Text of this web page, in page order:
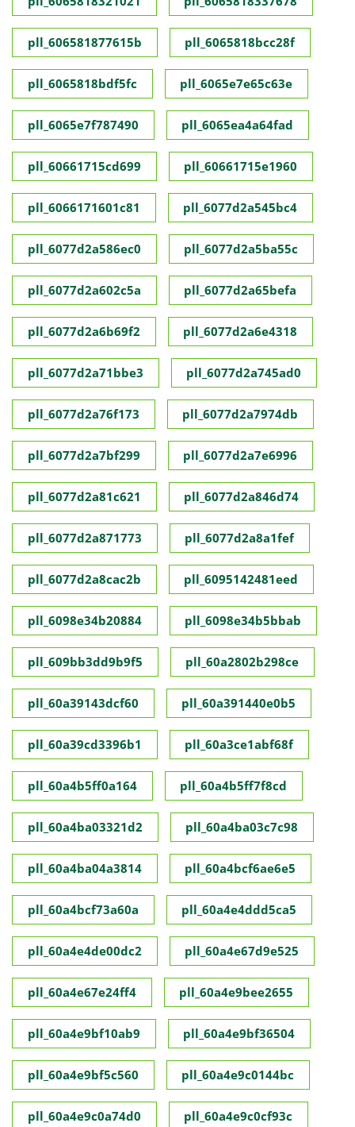
pll_606581877615b pll_6065818bcc28f
pll_6065818bdf5fc pll_6065e7e65c63e
pll_6065e7f787490 pll_6065ea4a64fad
pll_60661715cd699 pll_60661715e1960
pll_6066171601c81 pll_6077d2a545bc4
pll_6077d2a586ec0 pll_6077d2a5ba55c
pll_6077d2a602c5a pll_6077d2a65befa
pll_6077d2a6b69f2 pll_6077d2a6e4318
pll_6077d2a71bbe3 pll_6077d2a745ad0
pll_6077d2a76f173 pll_6077d2a7974db
pll_6077d2a7bf299 pll_6077d2a7e6996
pll_6077d2a81c621 pll_6077d2a846d74
pll_6077d2a871773 pll_6077d2a8a1fef
pll_6077d2a8cac2b pll_6095142481eed
pll_6098e34b20884 pll_6098e34b5bbab
pll_609bb3dd9b9f5 pll_60a2802b298ce
pll_60a39143dcf60 pll_60a391440e0b5
pll_60a39cd3396b1 pll_60a3ce1abf68f
pll_60a4b5ff0a164 pll_60a4b5ff7f8cd
pll_60a4ba03321d2 pll_60a4ba03c7c98
pll_60a4ba04a3814 pll_60a4bcf6ae6e5
pll_60a4bcf73a60a pll_60a4e4ddd5ca5
pll_60a4e4de00dc2 pll_60a4e67d9e525
pll_60a4e67e24ff4 pll_60a4e9bee2655
pll_60a4e9bf10ab9 pll_60a4e9bf36504
pll_60a4e9bf5c560 pll_60a4e9c0144bc
pll_60a4e9c0a74d0 pll_60a4e9c0cf93c